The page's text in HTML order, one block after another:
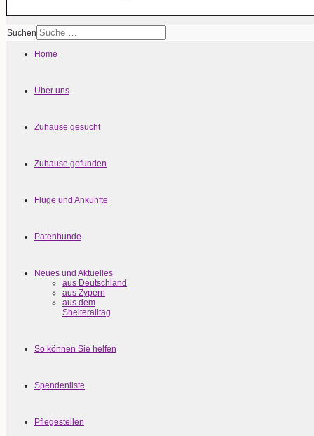
Suchen
Home
Über uns
Zuhause gesucht
Zuhause gefunden
Flüge und Ankünfte
Patenhunde
Neues und Aktuelles
aus Deutschland
aus Zypern
aus dem
Shelteralltag
So können Sie helfen
Spendenliste
Pflegestellen